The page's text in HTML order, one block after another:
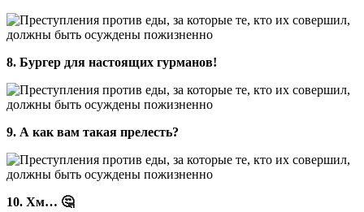
8. Бургер для настоящих гурманов!
9. А как вам такая прелесть?
10. Хм… 🤔